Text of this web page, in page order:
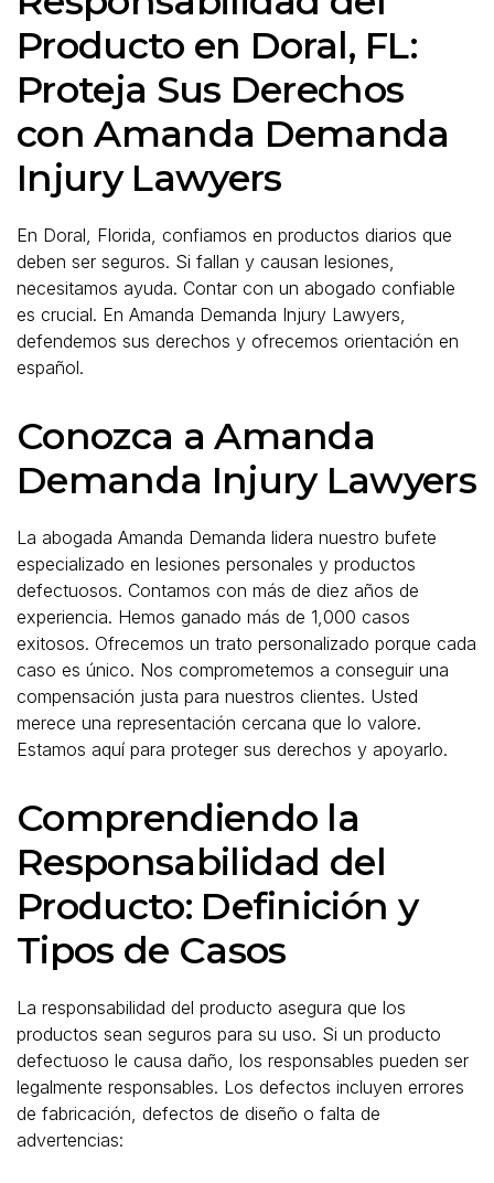
Producto en Doral, FL:
Proteja Sus Derechos
con Amanda Demanda
Injury Lawyers
En Doral, Florida, confiamos en productos diarios que
deben ser seguros. Si fallan y causan lesiones,
necesitamos ayuda. Contar con un abogado confiable
es crucial. En Amanda Demanda Injury Lawyers,
defendemos sus derechos y ofrecemos orientación en
español.
Conozca a Amanda
Demanda Injury Lawyers
La abogada Amanda Demanda lidera nuestro bufete
especializado en lesiones personales y productos
defectuosos. Contamos con más de diez años de
experiencia. Hemos ganado más de 1,000 casos
exitosos. Ofrecemos un trato personalizado porque cada
caso es único. Nos comprometemos a conseguir una
compensación justa para nuestros clientes. Usted
merece una representación cercana que lo valore.
Estamos aquí para proteger sus derechos y apoyarlo.
Comprendiendo la
Responsabilidad del
Producto: Definición y
Tipos de Casos
La responsabilidad del producto asegura que los
productos sean seguros para su uso. Si un producto
defectuoso le causa daño, los responsables pueden ser
legalmente responsables. Los defectos incluyen errores
de fabricación, defectos de diseño o falta de
advertencias: